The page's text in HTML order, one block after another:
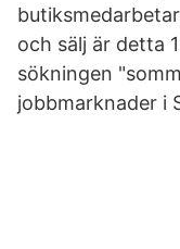
och sälj är detta
sökningen
jobbmarknader i